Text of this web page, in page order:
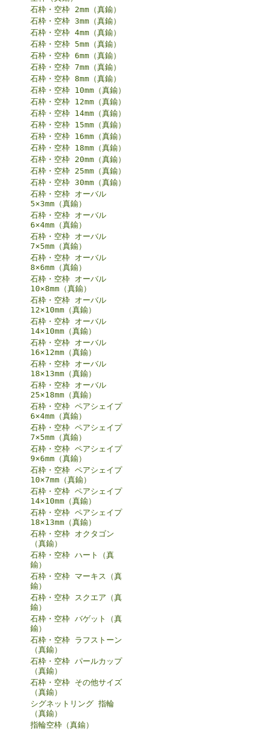
石枠・空枠 2mm（真鍮）
石枠・空枠 3mm（真鍮）
石枠・空枠 4mm（真鍮）
石枠・空枠 5mm（真鍮）
石枠・空枠 6mm（真鍮）
石枠・空枠 7mm（真鍮）
石枠・空枠 8mm（真鍮）
石枠・空枠 10mm（真鍮）
石枠・空枠 12mm（真鍮）
石枠・空枠 14mm（真鍮）
石枠・空枠 15mm（真鍮）
石枠・空枠 16mm（真鍮）
石枠・空枠 18mm（真鍮）
石枠・空枠 20mm（真鍮）
石枠・空枠 25mm（真鍮）
石枠・空枠 30mm（真鍮）
石枠・空枠 オーバル
5×3mm（真鍮）
石枠・空枠 オーバル
6×4mm（真鍮）
石枠・空枠 オーバル
7×5mm（真鍮）
石枠・空枠 オーバル
8×6mm（真鍮）
石枠・空枠 オーバル
10×8mm（真鍮）
石枠・空枠 オーバル
12×10mm（真鍮）
石枠・空枠 オーバル
14×10mm（真鍮）
石枠・空枠 オーバル
16×12mm（真鍮）
石枠・空枠 オーバル
18×13mm（真鍮）
石枠・空枠 オーバル
25×18mm（真鍮）
石枠・空枠 ペアシェイプ
6×4mm（真鍮）
石枠・空枠 ペアシェイプ
7×5mm（真鍮）
石枠・空枠 ペアシェイプ
9×6mm（真鍮）
石枠・空枠 ペアシェイプ
10×7mm（真鍮）
石枠・空枠 ペアシェイプ
14×10mm（真鍮）
石枠・空枠 ペアシェイプ
18×13mm（真鍮）
石枠・空枠 オクタゴン
（真鍮）
石枠・空枠 ハート（真
鍮）
石枠・空枠 マーキス（真
鍮）
石枠・空枠 スクエア（真
鍮）
石枠・空枠 バゲット（真
鍮）
石枠・空枠 ラフストーン
（真鍮）
石枠・空枠 パールカップ
（真鍮）
石枠・空枠 その他サイズ
（真鍮）
シグネットリング 指輪
（真鍮）
指輪空枠（真鍮）